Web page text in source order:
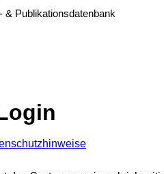
& Publikationsdatenbank